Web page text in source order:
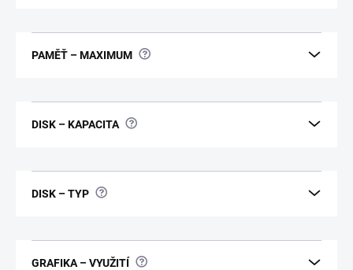
PAMĚŤ – MAXIMUM ?
DISK – KAPACITA ?
DISK – TYP ?
GRAFIKA – VYUŽITÍ ?